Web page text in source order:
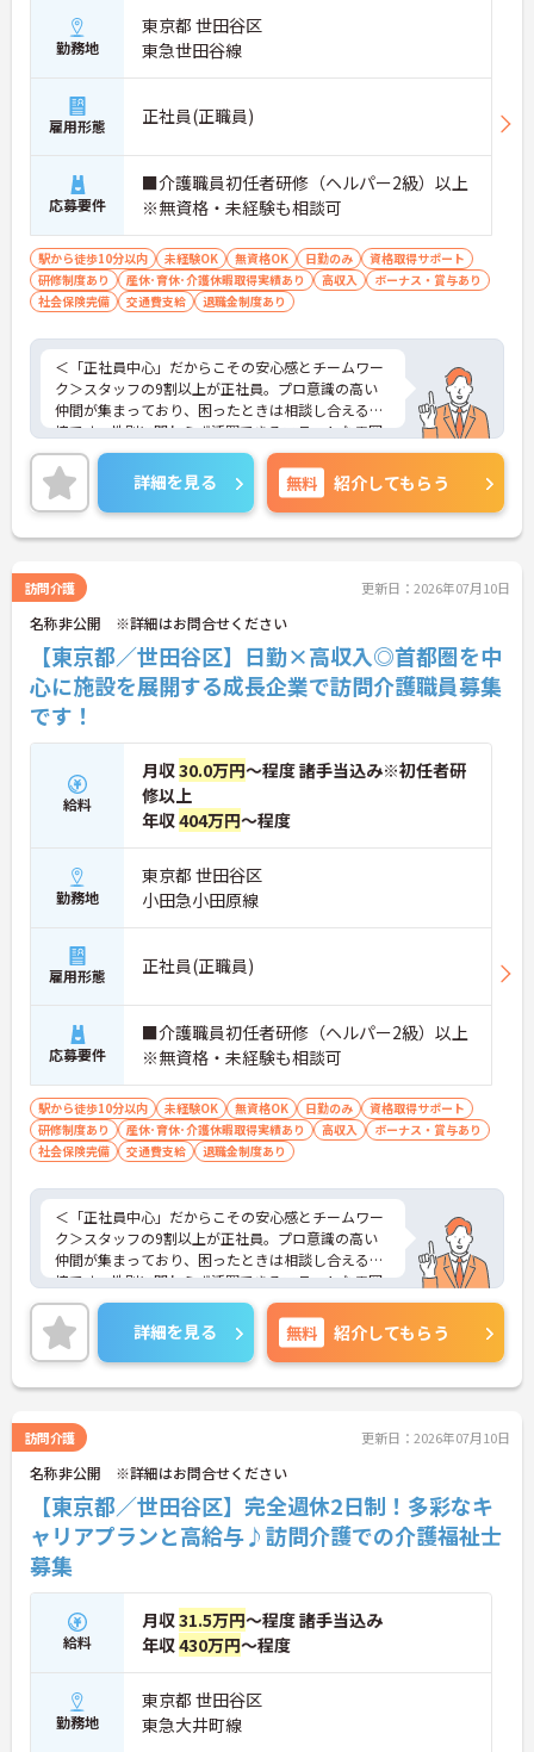
勤務地
東京都 世田谷区
東急世田谷線
雇用形態 正社員(正職員)
応募要件
■介護職員初任者研修（ヘルパー2級）以上
※無資格・未経験も相談可
駅から徒歩10分以内 未経験OK 無資格OK 日勤のみ
資格取得サポート
研修制度あり
産休･育休･介護休暇取得実績あり 高収入
ボーナス・賞与あり
社会保険完備
交通費支給 退職金制度あり
＜「正社員中心」だからこその安心感とチームワー
ク＞スタッフの9割以上が正社員。プロ意識の高い
仲間が集まっており、困ったときは相談し合える環
境です。性別に関わらず活躍できるフラットな雰囲
気があります。
＜電動自転車でラクラク移動！身体への負担を軽減
＞会社から1人1台、専用の電動自転車が支給されま
す（一部例外あり）。お客様のご自宅への移動が快
適になるだけでなく、貸与された自転車での通勤も
合えます。
＜頑張りがしっかり給与に反映される仕組み＞「社
員を大事にする」をモットーに、業界トップクラス
の給与水準を目指しています。賞与は年2回あり、資
格手当や土日出勤手当も充実。キャリアパスも明確
で、管理者へのステップアップなど、頑張りに応じ
て収入もやりがいもアップします。
詳細を見る 無料 紹介してもらう
訪問介護 更新日：2026年07月10日
名称非公開 ※詳細はお問合せください
【東京都／世田谷区】日勤×高収入◎首都圏を中
心に施設を展開する成長企業で訪問介護職員募集
です！
給料
月収30.0万円～程度 諸手当込み※初任者研
修以上
年収404万円～程度
勤務地
東京都 世田谷区
小田急小田原線
雇用形態 正社員(正職員)
応募要件
■介護職員初任者研修（ヘルパー2級）以上
※無資格・未経験も相談可
駅から徒歩10分以内 未経験OK 無資格OK 日勤のみ
資格取得サポート
研修制度あり
産休･育休･介護休暇取得実績あり 高収入
ボーナス・賞与あり
社会保険完備
交通費支給 退職金制度あり
＜「正社員中心」だからこその安心感とチームワー
ク＞スタッフの9割以上が正社員。プロ意識の高い
仲間が集まっており、困ったときは相談し合える環
境です。性別に関わらず活躍できるフラットな雰囲
気があります。
＜電動自転車でラクラク移動！身体への負担を軽減
＞会社から1人1台、専用の電動自転車が支給されま
す（一部例外あり）。お客様のご自宅への移動が快
適になるだけでなく、貸与された自転車での通勤も
合えます。
＜頑張りがしっかり給与に反映される仕組み＞「社
員を大事にする」をモットーに、業界トップクラス
の給与水準を目指しています。賞与は年2回あり、資
格手当や土日出勤手当も充実。キャリアパスも明確
で、管理者へのステップアップなど、頑張りに応じ
て収入もやりがいもアップします。
詳細を見る 無料 紹介してもらう
訪問介護 更新日：2026年07月10日
名称非公開 ※詳細はお問合せください
【東京都／世田谷区】完全週休2日制！多彩なキ
ャリアプランと高給与♪訪問介護での介護福祉士
募集
給料
月収31.5万円～程度 諸手当込み
年収430万円～程度
勤務地
東京都 世田谷区
東急大井町線